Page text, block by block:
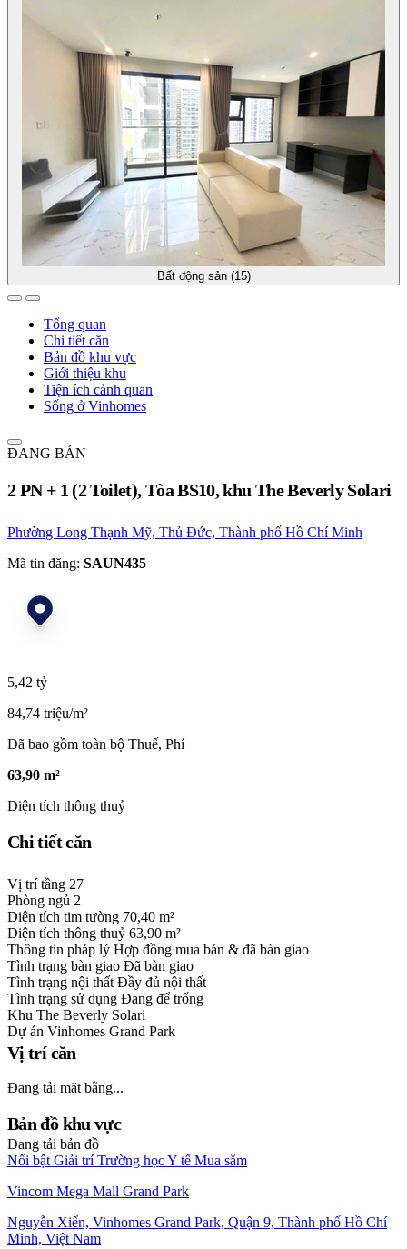
Bất động sản (15)
Tổng quan
Chi tiết căn
Bản đồ khu vực
Giới thiệu khu
Tiện ích cảnh quan
Sống ở Vinhomes
ĐANG BÁN
2 PN + 1 (2 Toilet), Tòa BS10, khu The Beverly Solari
Phường Long Thạnh Mỹ, Thủ Đức, Thành phố Hồ Chí Minh
Mã tin đăng: SAUN435
5,42 tỷ
84,74 triệu/m²
Đã bao gồm toàn bộ Thuế, Phí
63,90 m²
Diện tích thông thuỷ
Chi tiết căn
Vị trí tầng 27
Phòng ngủ 2
Diện tích tim tường 70,40 m²
Diện tích thông thuỷ 63,90 m²
Thông tin pháp lý Hợp đồng mua bán & đã bàn giao
Tình trạng bàn giao Đã bàn giao
Tình trạng nội thất Đầy đủ nội thất
Tình trạng sử dụng Đang để trống
Khu The Beverly Solari
Dự án Vinhomes Grand Park
Vị trí căn
Đang tải mặt bằng...
Bản đồ khu vực
Đang tải bản đồ
Nổi bật Giải trí Trường họcY tế Mua sắm
Vincom Mega Mall Grand Park
Nguyễn Xiển, Vinhomes Grand Park, Quận 9, Thành phố Hồ Chí
Minh, Việt Nam